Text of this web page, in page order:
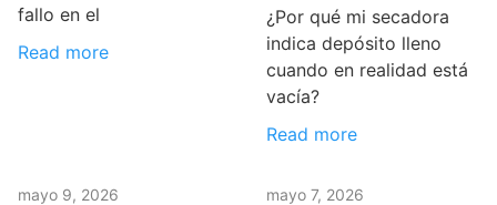
fallo en el
Read more
¿Por qué mi secadora
indica depósito lleno
cuando en realidad está
vacía?
Read more
mayo 9, 2026 mayo 7, 2026